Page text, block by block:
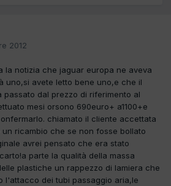
2012
la notizia che jaguar europa ne aveva
uno,si avete letto bene uno,e che il
passato dal prezzo di riferimento al
mesi orsono 690euro+ a1100+e
chiamato il cliente accettata
ricambio che se non fosse bollato
avrei pensato che era stato
parte la qualità della massa
plastiche un rappezzo di lamiera che
l'attacco dei tubi passaggio aria,le